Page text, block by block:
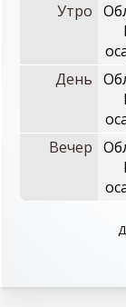
Утро
День
Вечер